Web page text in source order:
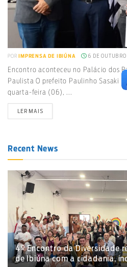
POR IMPRENSA DE IBIÚNA 6 DE OUTUBRO
Encontro aconteceu no Palácio dos
Paulista O prefeito Paulinho Sasaki
quarta-feira (06), ...
LER MAIS
Recent News
4º Encontro da Diversidade
de Ibiúna com a cidadania,